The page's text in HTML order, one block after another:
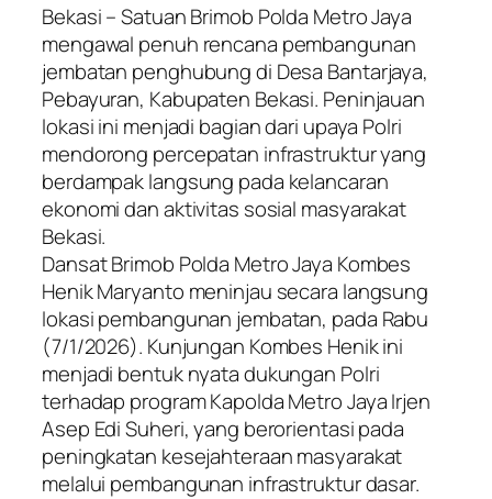
Bekasi – Satuan Brimob Polda Metro Jaya
mengawal penuh rencana pembangunan
jembatan penghubung di Desa Bantarjaya,
Pebayuran, Kabupaten Bekasi. Peninjauan
lokasi ini menjadi bagian dari upaya Polri
mendorong percepatan infrastruktur yang
berdampak langsung pada kelancaran
ekonomi dan aktivitas sosial masyarakat
Bekasi.
Dansat Brimob Polda Metro Jaya Kombes
Henik Maryanto meninjau secara langsung
lokasi pembangunan jembatan, pada Rabu
(7/1/2026). Kunjungan Kombes Henik ini
menjadi bentuk nyata dukungan Polri
terhadap program Kapolda Metro Jaya Irjen
Asep Edi Suheri, yang berorientasi pada
peningkatan kesejahteraan masyarakat
melalui pembangunan infrastruktur dasar.